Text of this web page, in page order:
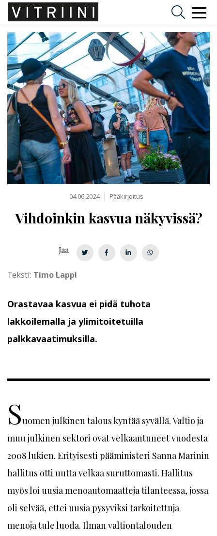
04.06.2024 Pääkirjoitus
Vihdoinkin kasvua näkyvissä?
Teksti: Timo Lappi
Orastavaa kasvua ei pidä tuhota
lakkoilemalla ja ylimitoitetuilla
palkkavaatimuksilla.
Jaa
Suomen julkinen talous kyntää syvällä. Valtio ja
muu julkinen sektori ovat velkaantuneet vuodesta
2008 lukien. Erityisesti pääministeri Sanna Marinin
hallitus otti uutta velkaa suruttomasti. Hallitus
myös loi uusia menoautomaatteja tilanteessa, jossa
oli selvää, ettei uusia pysyviksi tarkoitettuja
menoja tule luoda. Ilman valtiontalouden